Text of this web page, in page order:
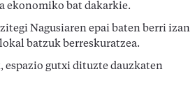
ekonomiko bat dakarkie.
Nagusiaren epai baten berri izan
batzuk berreskuratzea.
espazio gutxi dituzte dauzkaten